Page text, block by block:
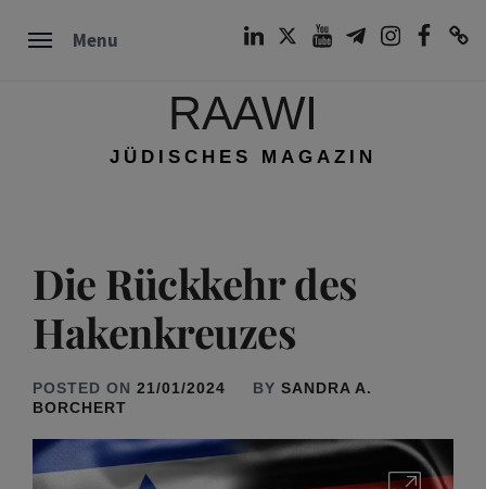
Menu
RAAWI
JÜDISCHES MAGAZIN
Die Rückkehr des
Hakenkreuzes
POSTED ON 21/01/2024 BY SANDRA A.
BORCHERT